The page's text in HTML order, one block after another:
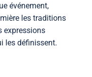
événement,
les traditions
expressions
les définissent.